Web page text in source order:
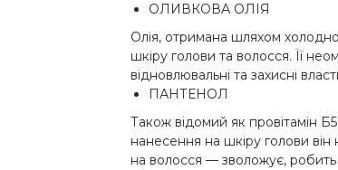
ОЛИВКОВА ОЛІЯ
Олія, отримана шляхом
шкіру голови та волосся. Її
відновлювальні та захисні
ПАНТЕНОЛ
Також відомий як провітамін
нанесення на шкіру голови
на волосся — зволожує, робить